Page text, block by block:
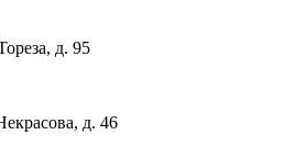
д. 95
д. 46